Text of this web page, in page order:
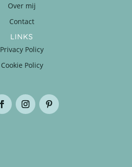
Over mij
Contact
LINKS
Privacy Policy
Cookie Policy